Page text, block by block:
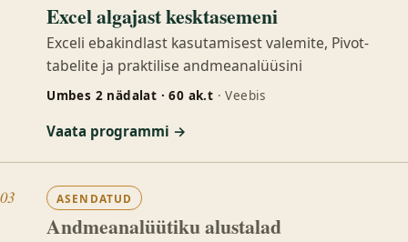
Excel algajast kesktasemeni
Exceli ebakindlast kasutamisest valemite, Pivot-
tabelite ja praktilise andmeanalüüsini
Umbes 2 nädalat · 60 ak.t · Veebis
Vaata programmi →
03 ASENDATUD
Andmeanalüütiku alustalad